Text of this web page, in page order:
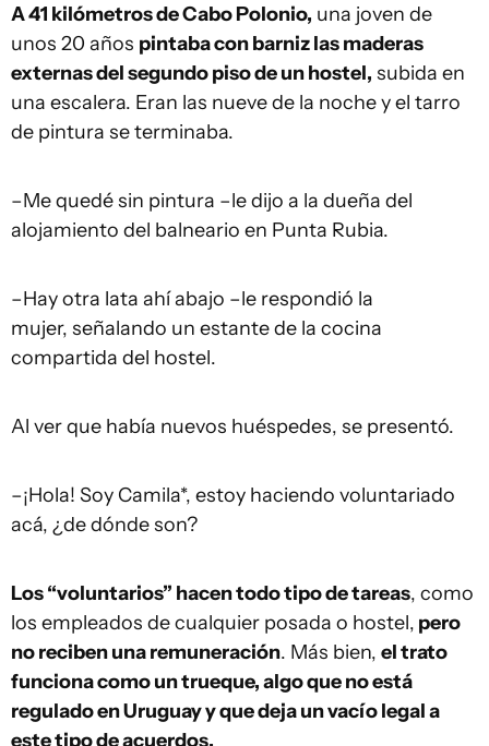
A 41 kilómetros de Cabo Polonio, una joven de
unos 20 años pintaba con barniz las maderas
externas del segundo piso de un hostel, subida en
una escalera. Eran las nueve de la noche y el tarro
de pintura se terminaba.
–Me quedé sin pintura –le dijo a la dueña del
alojamiento del balneario en Punta Rubia.
–Hay otra lata ahí abajo –le respondió la
mujer, señalando un estante de la cocina
compartida del hostel.
Al ver que había nuevos huéspedes, se presentó.
–¡Hola! Soy Camila*, estoy haciendo voluntariado
acá, ¿de dónde son?
Los “voluntarios” hacen todo tipo de tareas, como
los empleados de cualquier posada o hostel, pero
no reciben una remuneración. Más bien, el trato
funciona como un trueque, algo que no está
regulado en Uruguay y que deja un vacío legal a
este tipo de acuerdos.